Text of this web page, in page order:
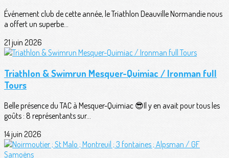
Événement club de cette année, le Triathlon Deauville Normandie nous
a offert un superbe...
21 juin 2026
Triathlon & Swimrun Mesquer-Quimiac / Ironman full
Tours
Belle présence du TAC à Mesquer-Quimiac 😎Il y en avait pour tous les
goûts : 8 représentants sur...
14 juin 2026